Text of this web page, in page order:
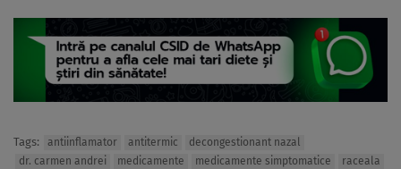
Tags: antiinflamator antitermic
decongestionant nazal
dr. carmen andrei
medicamente medicamente simptomatice
raceala